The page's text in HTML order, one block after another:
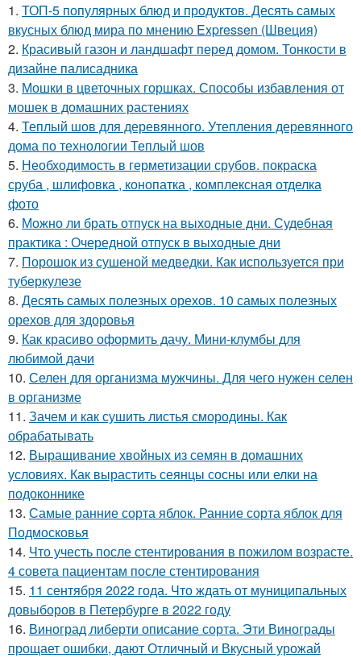
1. ТОП-5 популярных блюд и продуктов. Десять самых
вкусных блюд мира по мнению Expressen (Швеция)
2. Красивый газон и ландшафт перед домом. Тонкости в
дизайне палисадника
3. Мошки в цветочных горшках. Способы избавления от
мошек в домашних растениях
4. Теплый шов для деревянного. Утепления деревянного
дома по технологии Теплый шов
5. Необходимость в герметизации срубов. покраска
сруба , шлифовка , конопатка , комплексная отделка
фото
6. Можно ли брать отпуск на выходные дни. Судебная
практика : Очередной отпуск в выходные дни
7. Порошок из сушеной медведки. Как используется при
туберкулезе
8. Десять самых полезных орехов. 10 самых полезных
орехов для здоровья
9. Как красиво оформить дачу. Мини-клумбы для
любимой дачи
10. Селен для организма мужчины. Для чего нужен селен
в организме
11. Зачем и как сушить листья смородины. Как
обрабатывать
12. Выращивание хвойных из семян в домашних
условиях. Как вырастить сеянцы сосны или елки на
подоконнике
13. Самые ранние сорта яблок. Ранние сорта яблок для
Подмосковья
14. Что учесть после стентирования в пожилом возрасте.
4 совета пациентам после стентирования
15. 11 сентября 2022 года. Что ждать от муниципальных
довыборов в Петербурге в 2022 году
16. Виноград либерти описание сорта. Эти Винограды
прощает ошибки, дают Отличный и Вкусный урожай